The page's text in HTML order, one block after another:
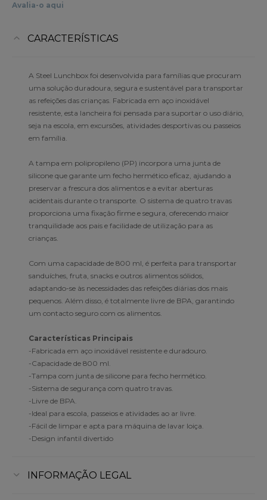
Avalia-o aqui
CARACTERÍSTICAS
A Steel Lunchbox foi desenvolvida para famílias que procuram
uma solução duradoura, segura e sustentável para transportar
as refeições das crianças. Fabricada em aço inoxidável
resistente, esta lancheira foi pensada para suportar o uso diário,
seja na escola, em excursões, atividades desportivas ou passeios
em família.
A tampa em polipropileno (PP) incorpora uma junta de
silicone que garante um fecho hermético eficaz, ajudando a
preservar a frescura dos alimentos e a evitar aberturas
acidentais durante o transporte. O sistema de quatro travas
proporciona uma fixação firme e segura, oferecendo maior
tranquilidade aos pais e facilidade de utilização para as
crianças.
Com uma capacidade de 800 ml, é perfeita para transportar
sanduíches, fruta, snacks e outros alimentos sólidos,
adaptando-se às necessidades das refeições diárias dos mais
pequenos. Além disso, é totalmente livre de BPA, garantindo
um contacto seguro com os alimentos.
Características Principais
-Fabricada em aço inoxidável resistente e duradouro.
-Capacidade de 800 ml.
-Tampa com junta de silicone para fecho hermético.
-Sistema de segurança com quatro travas.
-Livre de BPA.
-Ideal para escola, passeios e atividades ao ar livre.
-Fácil de limpar e apta para máquina de lavar loiça.
-Design infantil divertido
INFORMAÇÃO LEGAL